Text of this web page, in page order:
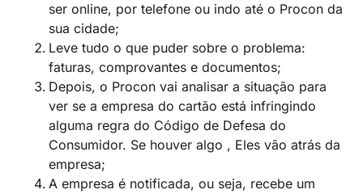
ser online, por telefone ou indo até o Procon da
sua cidade;
Leve tudo o que puder sobre o problema:
faturas, comprovantes e documentos;
Depois, o Procon vai analisar a situação para
ver se a empresa do cartão está infringindo
alguma regra do Código de Defesa do
Consumidor. Se houver algo , Eles vão atrás da
empresa;
A empresa é notificada, ou seja, recebe um